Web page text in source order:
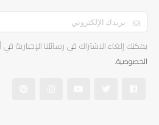
يمكنك إلغاء الاشتراك في رسائلنا الإخبارية
الخصوصية.